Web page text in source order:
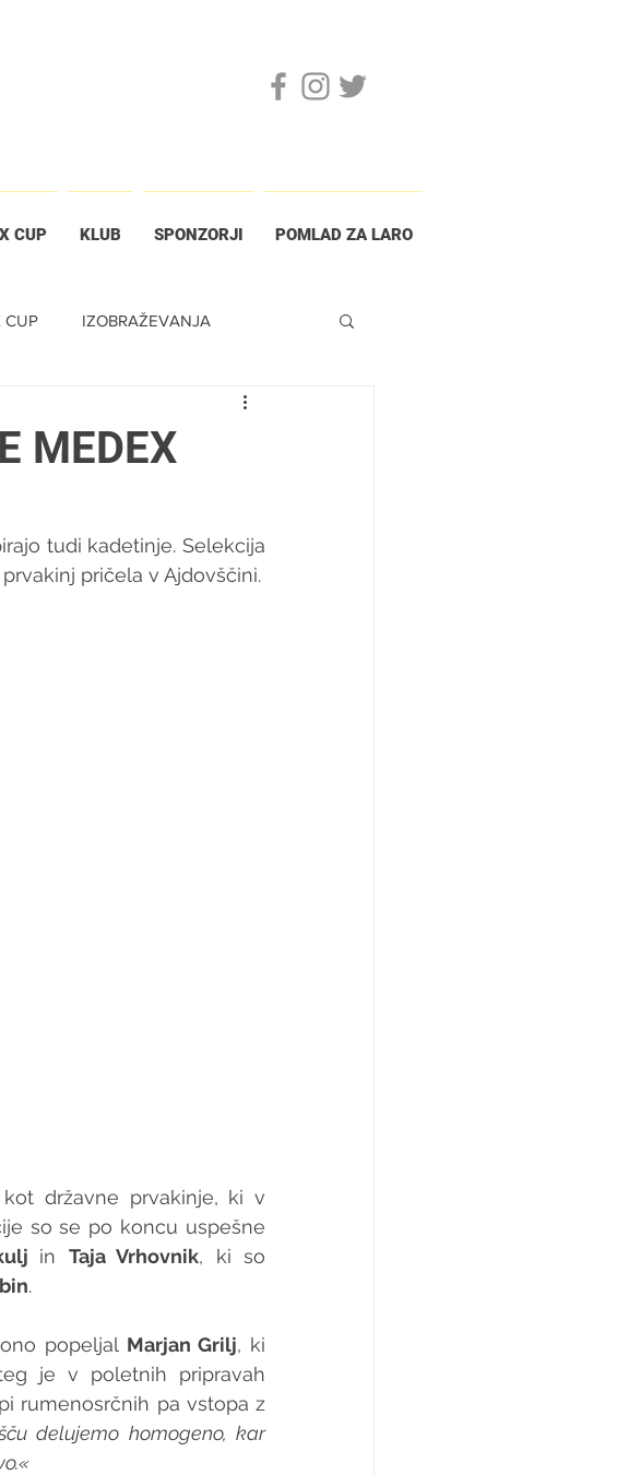
CUP KLUB SPONZORJI POMLAD ZA LARO
CUP IZOBRAŽEVANJA
MEDEX
tudi kadetinje. Selekcija
pričela v Ajdovščini.
državne prvakinje, ki v
so se po koncu uspešne
in Taja Vrhovnik, ki so
.
popeljal Marjan Grilj, ki
je v poletnih pripravah
rumenosrčnih pa vstopa z
delujemo homogeno, kar